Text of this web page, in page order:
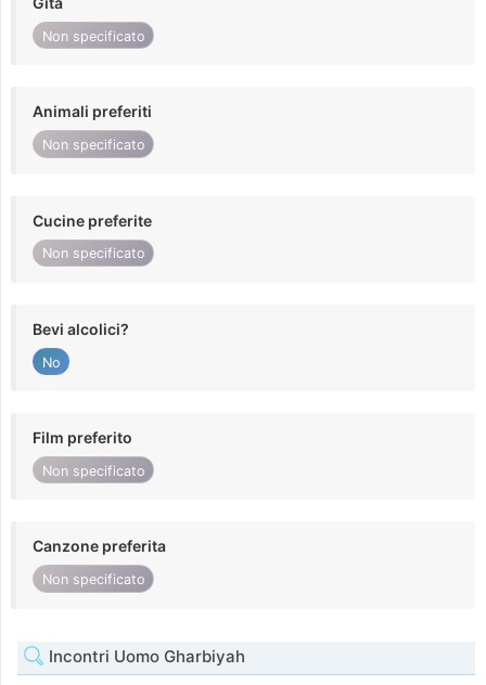
Non specificato
Animali preferiti
Non specificato
Cucine preferite
Non specificato
Bevi alcolici?
No
Film preferito
Non specificato
Canzone preferita
Non specificato
Incontri Uomo Gharbiyah